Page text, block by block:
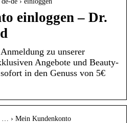
einloggen – Dr.
zu unserer
Angebote und Beauty-
in den Genuss von 5€
… › Mein Kundenkonto